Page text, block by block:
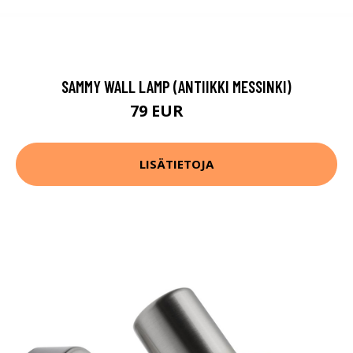
SAMMY WALL LAMP (ANTIIKKI MESSINKI)
79 EUR
LISÄTIETOJA